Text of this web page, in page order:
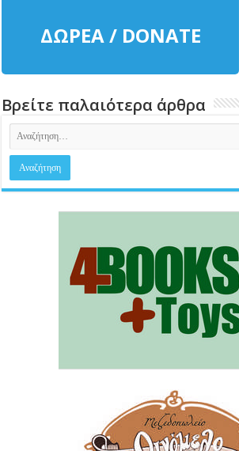
ΔΩΡΕΑ / DONATE
Βρείτε παλαιότερα άρθρα